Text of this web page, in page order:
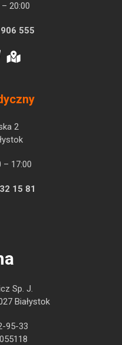
20:00
555
2
– 17:00
15 81
Sp. J.
Białystok
95-33